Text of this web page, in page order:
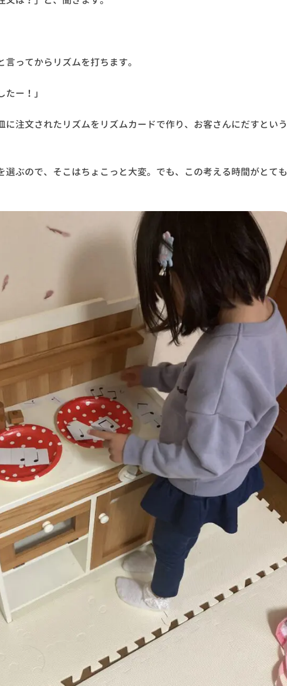
言ってからリズムを打ちます。
ー！」
に注文されたリズムをリズムカードで作り、お客さんにだすという
選ぶので、そこはちょこっと大変。でも、この考える時間がとても